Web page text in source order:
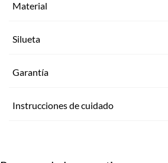
Material
Silueta
Garantía
Instrucciones de cuidado